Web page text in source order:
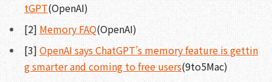
tGPT(OpenAI)
[2] Memory FAQ(OpenAI)
[3] OpenAI says ChatGPT’s memory feature is gettin
g smarter and coming to free users(9to5Mac)